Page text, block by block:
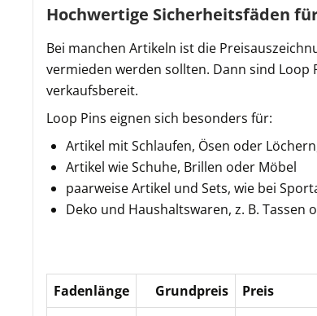
Hochwertige Sicherheitsfäden
Bei manchen Artikeln ist die
vermieden werden sollten. Dann sind
verkaufsbereit.
Loop Pins eignen sich besonders für:
Artikel mit Schlaufen, Ösen oder
Artikel wie Schuhe, Brillen oder Möbel
paarweise Artikel und Sets, wie bei
Deko und Haushaltswaren, z. B. Tassen
Fadenlänge Grundpreis Preis